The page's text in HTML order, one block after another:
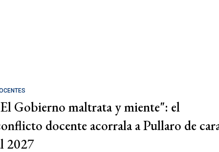
Gobierno maltrata y miente": el
docente acorrala a Pullaro de
2027